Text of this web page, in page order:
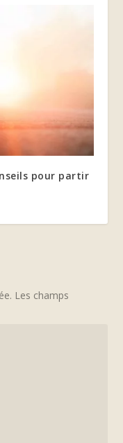
pour partir
Les champs